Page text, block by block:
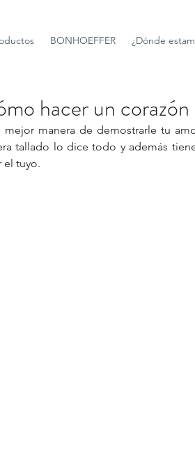
BONHOEFFER ¿Dónde
hacer un
mejor manera de demostrarle tu
tallado lo dice todo y además
el tuyo.